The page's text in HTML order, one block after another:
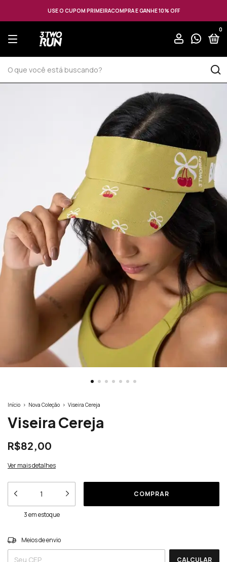
USE O CUPOM PRIMEIRACOMPRA E GANHE 10% OFF
0
Início > Nova Coleção > Viseira Cereja
Viseira Cereja
R$82,00
Ver mais detalhes
3em estoque
Entregas para o CEP:
Meios de envio
CALCULAR